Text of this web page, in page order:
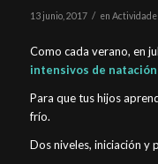
13 junio, 2017 / en
Como cada verano, en
intensivos de
Para que tus hijos
frío.
Dos niveles, iniciación y